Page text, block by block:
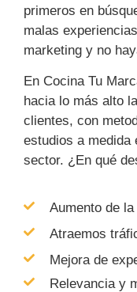
primeros en
malas
marketing y no
En Cocina Tu
hacia lo más alto
clientes, con
estudios a medida
sector. ¿En qué
Aumento de
Atraemos
Mejora de
Relevancia y